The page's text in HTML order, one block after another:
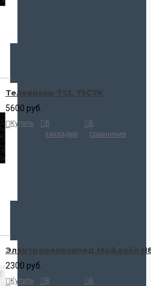
Телевизор TCL 75C7K
5600 руб.
Купить
В
закладки
В
сравнение
Электровелосипед Maikaolin
2300 руб.
Купить
В
В